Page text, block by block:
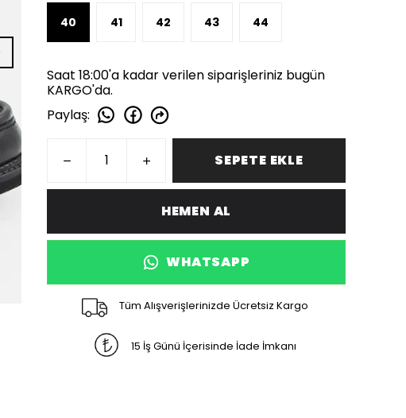
40 41 42 43 44
Saat 18:00'a kadar verilen siparişleriniz bugün
KARGO'da.
Paylaş:
SEPETE EKLE
HEMEN AL
WHATSAPP
Tüm Alışverişlerinizde Ücretsiz Kargo
15 İş Günü İçerisinde İade İmkanı